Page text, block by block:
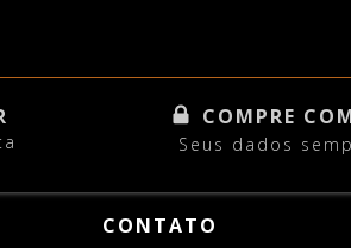
COMPRE
Seus dados
CONTATO